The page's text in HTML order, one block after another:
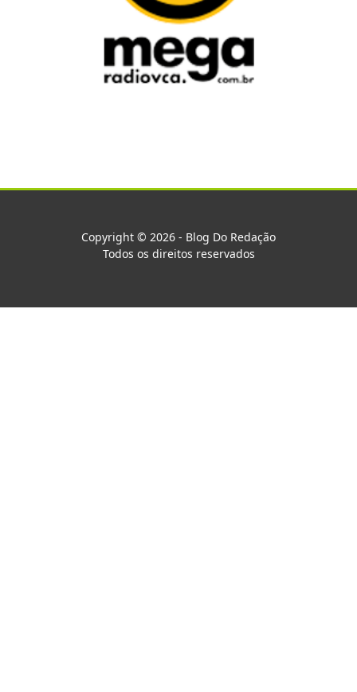
Copyright © 2026 - Blog Do Redação
Todos os direitos reservados